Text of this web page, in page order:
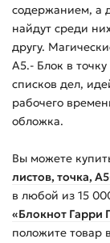
содержанием, а
найдут среди
другу.
А5.- Блок в
списков дел,
рабочего
обложка.
Вы можете
листов, точка,
в любой из 15
«Блокнот Гарри
положите товар